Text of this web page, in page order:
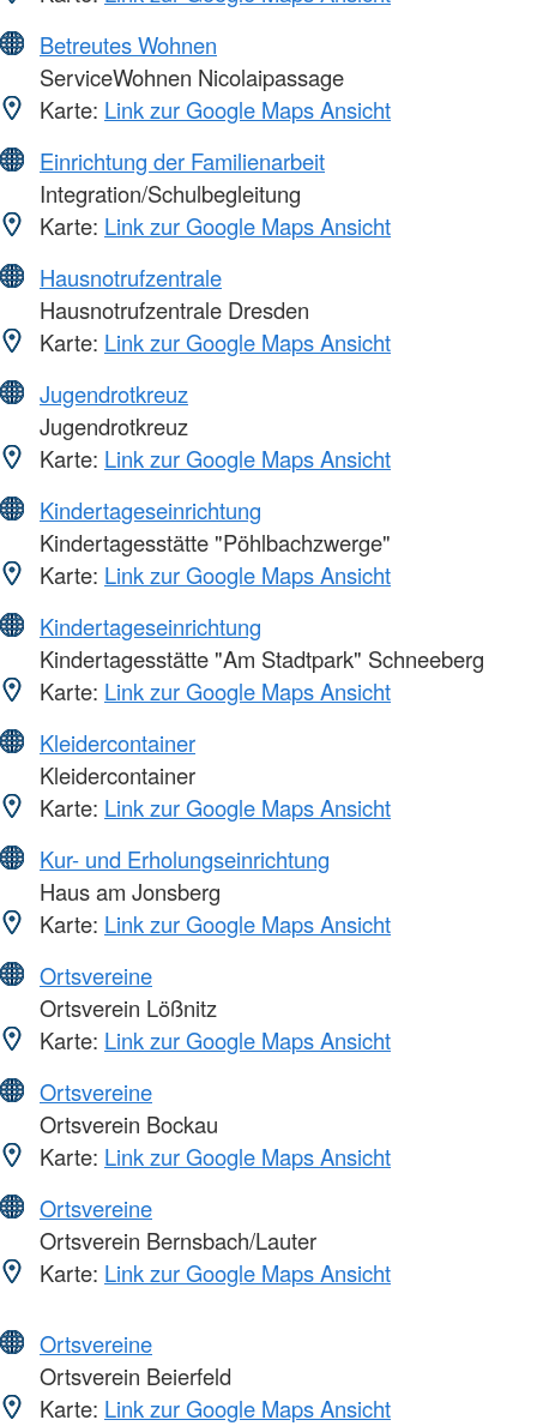
Betreutes Wohnen
ServiceWohnen Nicolaipassage
Karte: Link zur Google Maps Ansicht
Einrichtung der Familienarbeit
Integration/Schulbegleitung
Karte: Link zur Google Maps Ansicht
Hausnotrufzentrale
Hausnotrufzentrale Dresden
Karte: Link zur Google Maps Ansicht
Jugendrotkreuz
Jugendrotkreuz
Karte: Link zur Google Maps Ansicht
Kindertageseinrichtung
Kindertagesstätte "Pöhlbachzwerge"
Karte: Link zur Google Maps Ansicht
Kindertageseinrichtung
Kindertagesstätte "Am Stadtpark" Schneeberg
Karte: Link zur Google Maps Ansicht
Kleidercontainer
Kleidercontainer
Karte: Link zur Google Maps Ansicht
Kur- und Erholungseinrichtung
Haus am Jonsberg
Karte: Link zur Google Maps Ansicht
Ortsvereine
Ortsverein Lößnitz
Karte: Link zur Google Maps Ansicht
Ortsvereine
Ortsverein Bockau
Karte: Link zur Google Maps Ansicht
Ortsvereine
Ortsverein Bernsbach/Lauter
Karte: Link zur Google Maps Ansicht
Ortsvereine
Ortsverein Beierfeld
Karte: Link zur Google Maps Ansicht